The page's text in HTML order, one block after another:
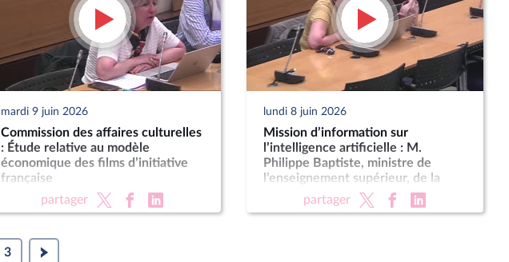
mardi 9 juin 2026
Commission des affaires culturelles
: Étude relative au modèle
économique des films d’initiative
française
partager
lundi 8 juin 2026
Mission d’information sur
l’intelligence artificielle : M.
Philippe Baptiste, ministre de
l’enseignement supérieur, de la
recherche et de l’espace
partager
3